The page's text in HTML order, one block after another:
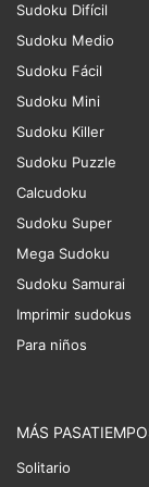
Sudoku Difícil
Sudoku Medio
Sudoku Fácil
Sudoku Mini
Sudoku Killer
Sudoku Puzzle
Calcudoku
Sudoku Super
Mega Sudoku
Sudoku Samurai
Imprimir sudokus
Para niños
MÁS
Solitario